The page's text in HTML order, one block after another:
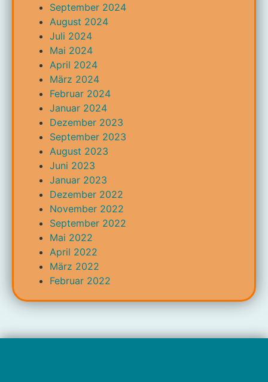
September 2024
August 2024
Juli 2024
Mai 2024
April 2024
März 2024
Februar 2024
Januar 2024
Dezember 2023
September 2023
August 2023
Juni 2023
Januar 2023
Dezember 2022
November 2022
September 2022
Mai 2022
April 2022
März 2022
Februar 2022